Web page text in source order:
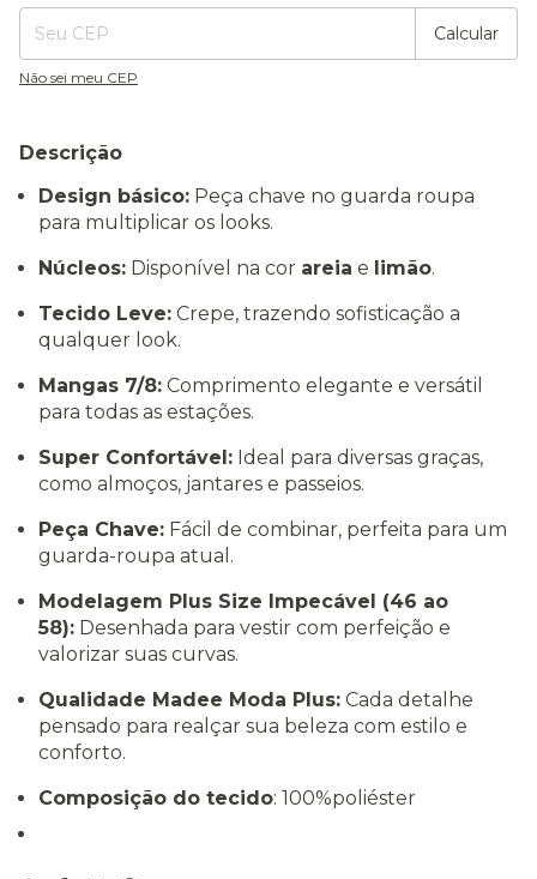
Calcular
Não sei meu CEP
Descrição
Design básico: Peça chave no guarda roupa
para multiplicar os looks.
Núcleos: Disponível na cor areia e limão.
Tecido Leve: Crepe, trazendo sofisticação a
qualquer look.
Mangas 7/8: Comprimento elegante e versátil
para todas as estações.
Super Confortável: Ideal para diversas graças,
como almoços, jantares e passeios.
Peça Chave: Fácil de combinar, perfeita para um
guarda-roupa atual.
Modelagem Plus Size Impecável (46 ao
58): Desenhada para vestir com perfeição e
valorizar suas curvas.
Qualidade Madee Moda Plus: Cada detalhe
pensado para realçar sua beleza com estilo e
conforto.
Composição do tecido: 100%poliéster